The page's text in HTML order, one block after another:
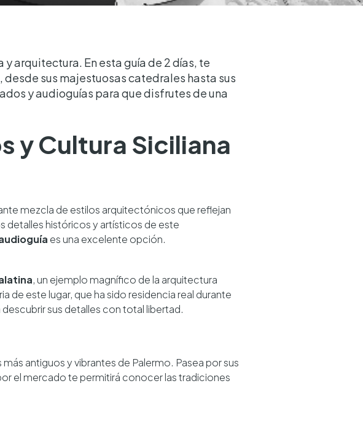
arquitectura. En esta guía de 2 días, te
sus majestuosas catedrales hasta sus
y audioguías para que disfrutes de una
y Cultura Siciliana
mezcla de estilos arquitectónicos que reflejan
detalles históricos y artísticos de este
es una excelente opción.
, un ejemplo magnífico de la arquitectura
de este lugar, que ha sido residencia real durante
sus detalles con total libertad.
antiguos y vibrantes de Palermo. Pasea por sus
el mercado te permitirá conocer las tradiciones